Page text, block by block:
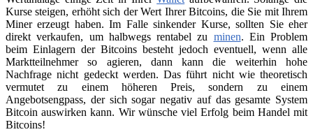
Kurse steigen, erhöht sich der Wert Ihrer Bitcoins, die Sie mit Ihrem
Miner erzeugt haben. Im Falle sinkender Kurse, sollten Sie eher
direkt verkaufen, um halbwegs rentabel zu minen. Ein Problem
beim Einlagern der Bitcoins besteht jedoch eventuell, wenn alle
Marktteilnehmer so agieren, dann kann die weiterhin hohe
Nachfrage nicht gedeckt werden. Das führt nicht wie theoretisch
vermutet zu einem höheren Preis, sondern zu einem
Angebotsengpass, der sich sogar negativ auf das gesamte System
Bitcoin auswirken kann. Wir wünsche viel Erfolg beim Handel mit
Bitcoins!